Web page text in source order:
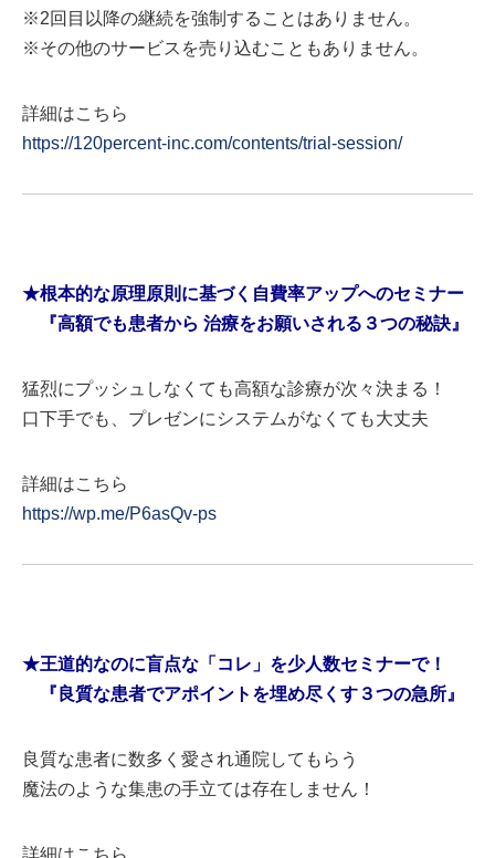
※2回目以降の継続を強制することはありません。
※その他のサービスを売り込むこともありません。
詳細はこちら
https://120percent-inc.com/contents/trial-session/
★根本的な原理原則に基づく自費率アップへのセミナー
『高額でも患者から 治療をお願いされる３つの秘訣』
猛烈にプッシュしなくても高額な診療が次々決まる！
口下手でも、プレゼンにシステムがなくても大丈夫
詳細はこちら
https://wp.me/P6asQv-ps
★王道的なのに盲点な「コレ」を少人数セミナーで！
『良質な患者でアポイントを埋め尽くす３つの急所』
良質な患者に数多く愛され通院してもらう
魔法のような集患の手立ては存在しません！